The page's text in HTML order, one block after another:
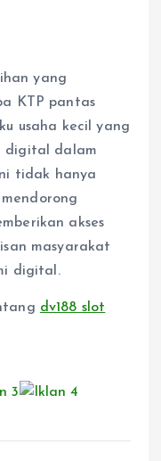
yang
KTP pantas
usaha kecil yang
digital dalam
tidak hanya
akses
masyarakat
digital.
dv188 slot